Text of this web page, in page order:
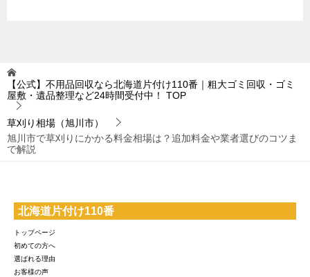
【公式】不用品回収なら北海道片付け110番｜粗大ゴミ回収・ゴミ
屋敷・遺品整理など24時間受付中！
TOP
草刈り相場（旭川市）
旭川市で草刈りにかかる料金相場は？追加料金や業者選びのコツま
で解説
北海道片付け110番
トップページ
初めての方へ
選ばれる理由
お客様の声